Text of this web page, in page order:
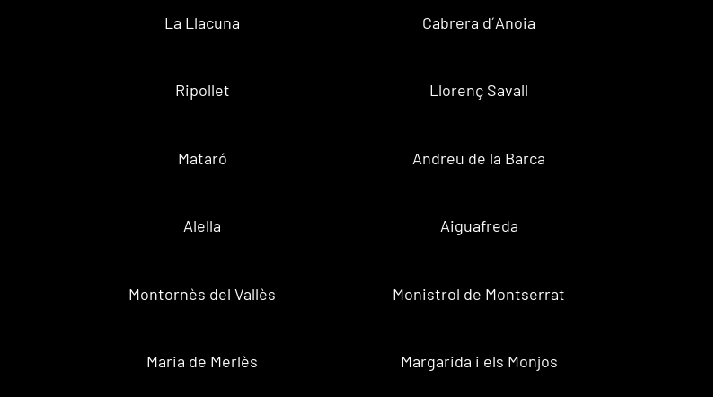
La Llacuna Cabrera d´Anoia
Ripollet Llorenç Savall
Mataró Andreu de la Barca
Alella Aiguafreda
Montornès del Vallès Monistrol de Montserrat
Maria de Merlès Margarida i els Monjos